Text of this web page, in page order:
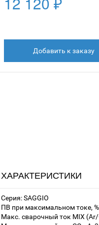
Добавить к заказу
ХАРАКТЕРИСТИКИ
Серия: SAGGIO
ПВ при максимальном токе,
Макс. сварочный ток MIX (Ar/